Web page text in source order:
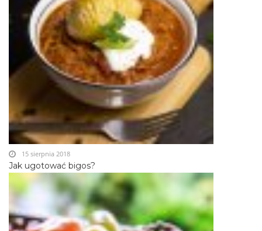
Jak ugotować bigos?
15 sierpnia 2018